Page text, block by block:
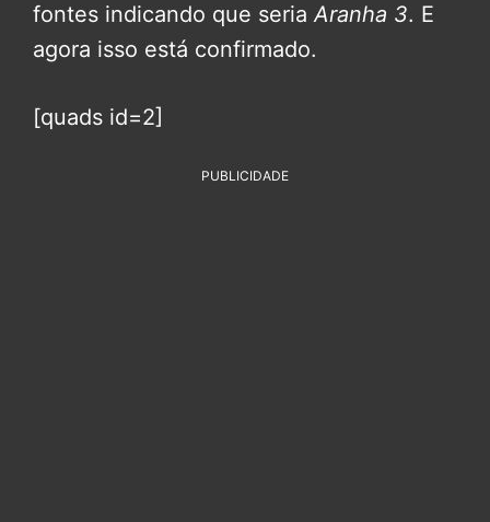
fontes indicando que seriaAranha 3. E
agora isso está confirmado.
[quads id=2]
PUBLICIDADE